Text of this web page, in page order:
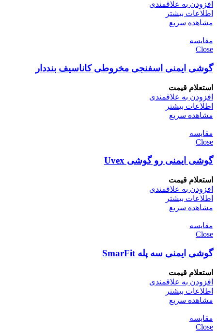
افزودن به علاقمندی
اطلاعات بیشتر
مشاهده سریع
مقایسه
Close
گوشی ایمنی اسفنجی مخروطی کاناسیف بنددار
استعلام قیمت
افزودن به علاقمندی
اطلاعات بیشتر
مشاهده سریع
مقایسه
Close
گوشی ایمنی رو گوشی Uvex
استعلام قیمت
افزودن به علاقمندی
اطلاعات بیشتر
مشاهده سریع
مقایسه
Close
گوشی ایمنی سه پله SmarFit
استعلام قیمت
افزودن به علاقمندی
اطلاعات بیشتر
مشاهده سریع
مقایسه
Close